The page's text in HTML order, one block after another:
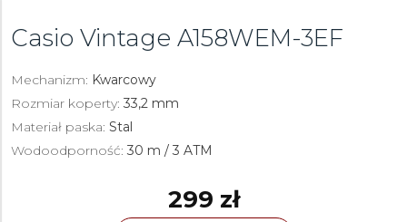
Casio Vintage A158WEM-3EF
Mechanizm: Kwarcowy
Rozmiar koperty: 33,2 mm
Materiał paska: Stal
Wodoodporność: 30 m / 3 ATM
299 zł